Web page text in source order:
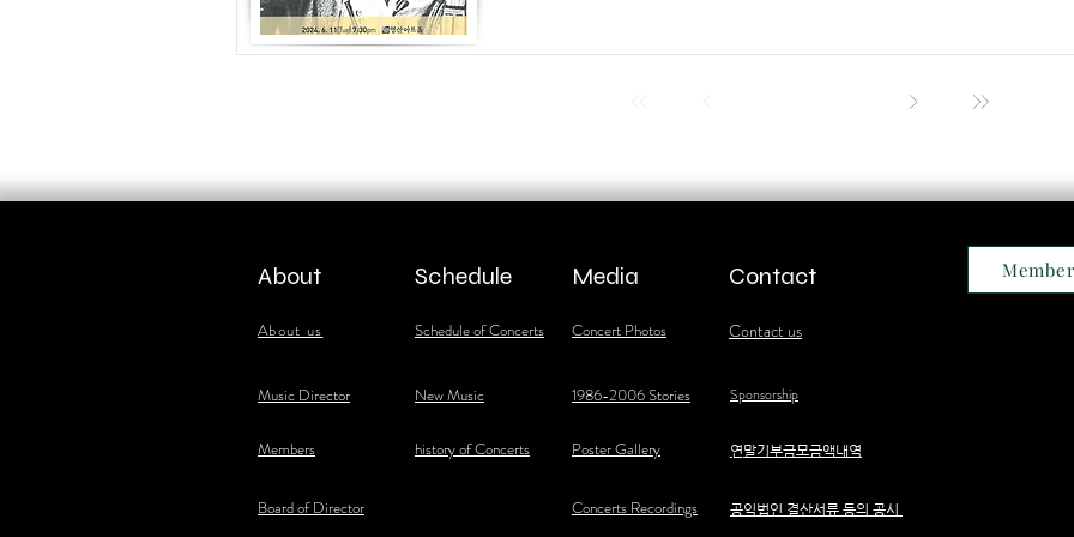
About
About us
​Music Director
​Members
Board of Director
Schedule
Schedule of Concerts
Media
Concert Photos
Contact
Contact us
New Music 1986-2006 Stories Sponsorship
history of Concerts Poster Gallery ​연말기부금모금액내역
Concerts Recordings 공익법인 결산서류 등의 공시